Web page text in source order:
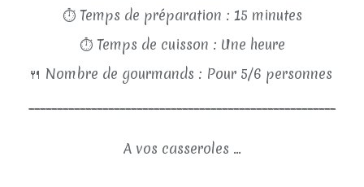
⏱ Temps de préparation : 15 minutes
⏱ Temps de cuisson : Une heure
🍴 Nombre de gourmands : Pour 5/6 personnes
A vos casseroles ...